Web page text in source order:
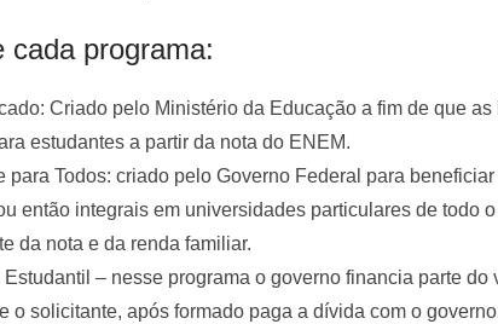
cada programa:
Criado pelo Ministério da Educação a fim de que
estudantes a partir da nota do ENEM.
para Todos: criado pelo Governo Federal para
então integrais em universidades particulares de todo
da nota e da renda familiar.
– nesse programa o governo financia parte do
o solicitante, após formado paga a dívida com o